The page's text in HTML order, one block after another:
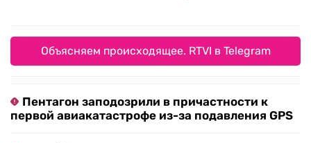
Объясняем происходящее. RTVI в Telegram
Пентагон заподозрили в причастности к
первой авиакатастрофе из-за подавления GPS